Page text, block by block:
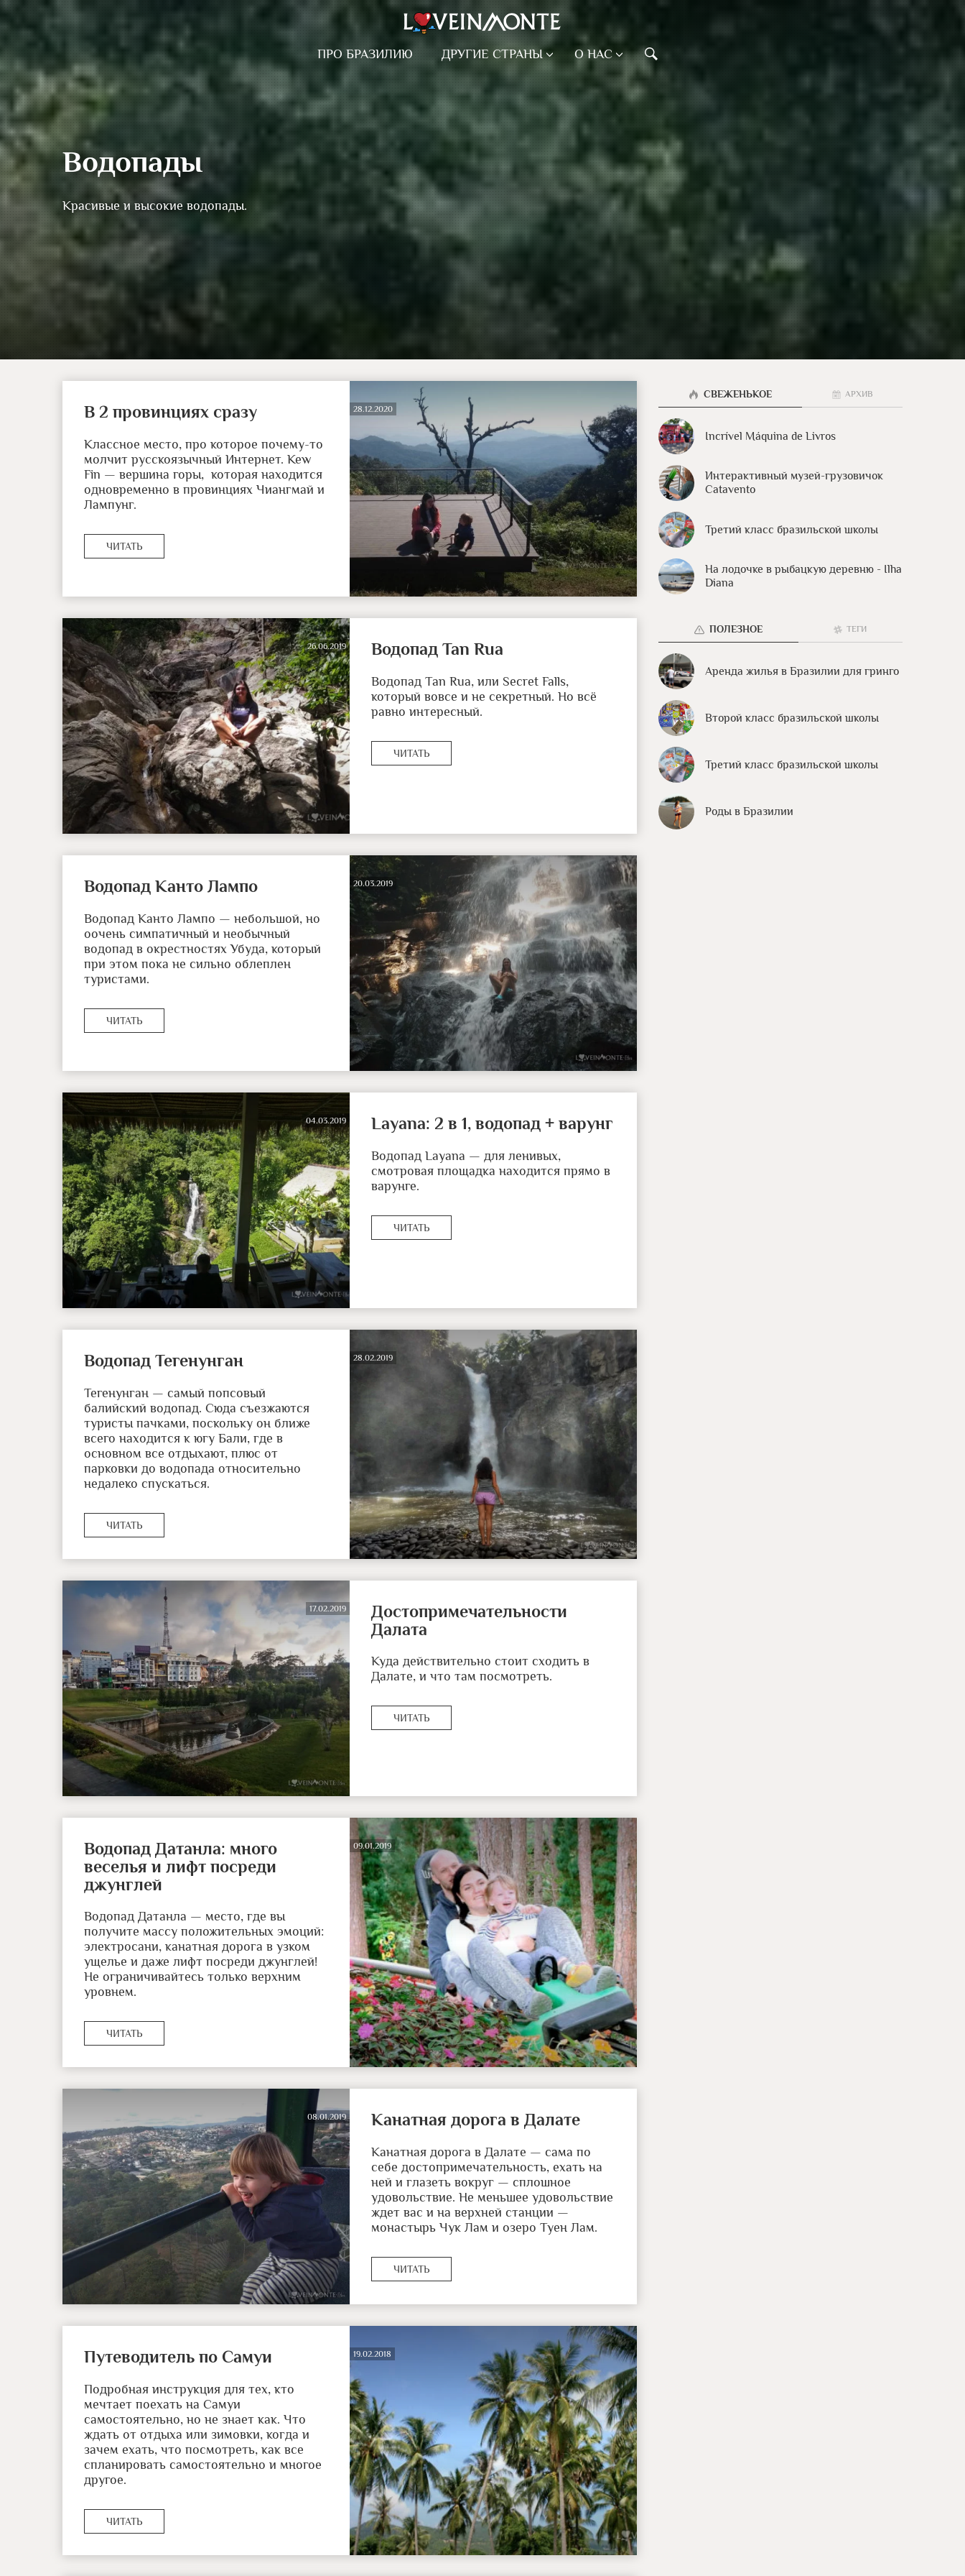
ПРО БРАЗИЛИЮ ДРУГИЕ СТРАНЫ О НАС
Водопады
Красивые и высокие водопады.
28.12.2020
В 2 провинциях сразу
Классное место, про которое почему-то
молчит русскоязычный Интернет. Kew
Fin — вершина горы, которая находится
одновременно в провинциях Чиангмай и
Лампунг.
ЧИТАТЬ
26.06.2019 Водопад Tan Rua
Водопад Tan Rua, или Secret Falls,
который вовсе и не секретный. Но всё
равно интересный.
ЧИТАТЬ
20.03.2019
Водопад Канто Лампо
Водопад Канто Лампо — небольшой, но
оочень симпатичный и необычный
водопад в окрестностях Убуда, который
при этом пока не сильно облеплен
туристами.
ЧИТАТЬ
04.03.2019 Layana: 2 в 1, водопад + варунг
Водопад Layana — для ленивых,
смотровая площадка находится прямо в
варунге.
ЧИТАТЬ
28.02.2019
Водопад Тегенунган
Тегенунган — самый попсовый
балийский водопад. Сюда съезжаются
туристы пачками, поскольку он ближе
всего находится к югу Бали, где в
основном все отдыхают, плюс от
парковки до водопада относительно
недалеко спускаться.
ЧИТАТЬ
17.02.2019
Достопримечательности
Далата
Куда действительно стоит сходить в
Далате, и что там посмотреть.
ЧИТАТЬ
09.01.2019
Водопад Датанла: много
веселья и лифт посреди
джунглей
Водопад Датанла — место, где вы
получите массу положительных эмоций:
электросани, канатная дорога в узком
ущелье и даже лифт посреди джунглей!
Не ограничивайтесь только верхним
уровнем.
ЧИТАТЬ
08.01.2019 Канатная дорога в Далате
Канатная дорога в Далате — сама по
себе достопримечательность, ехать на
ней и глазеть вокруг — сплошное
удовольствие. Не меньшее удовольствие
ждет вас и на верхней станции —
монастырь Чук Лам и озеро Туен Лам.
ЧИТАТЬ
19.02.2018
Путеводитель по Самуи
Подробная инструкция для тех, кто
мечтает поехать на Самуи
самостоятельно, но не знает как. Что
ждать от отдыха или зимовки, когда и
зачем ехать, что посмотреть, как все
спланировать самостоятельно и многое
другое.
ЧИТАТЬ
СВЕЖЕНЬКОЕ АРХИВ
Incrível Máquina de Livros
Интерактивный музей-грузовичок
Catavento
Третий класс бразильской школы
На лодочке в рыбацкую деревню - Ilha
Diana
ПОЛЕЗНОЕ ТЕГИ
Аренда жилья в Бразилии для гринго
Второй класс бразильской школы
Третий класс бразильской школы
Роды в Бразилии